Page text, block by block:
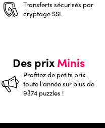
Transferts sécurisés par
cryptage SSL
Des prixMinis
Profitez de petits prix
toute l'année sur plus de
9374 puzzles !